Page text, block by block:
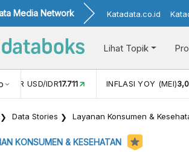
Media Network Katadata.co.id
Lihat Topik
USD/IDR17.711 INFLASI YOY (MEI)
Data Stories Layanan Konsumen &
KONSUMEN & KESEHATAN